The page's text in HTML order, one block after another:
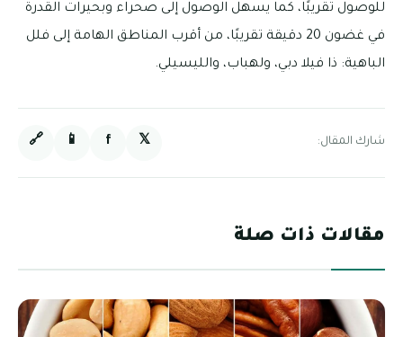
للوصول تقريبًا، كما يسهل الوصول إلى صحراء وبحيرات القدرة
في غضون 20 دقيقة تقريبًا، من أقرب المناطق الهامة إلى فلل
الباهية: ذا فيلا دبي، ولهباب، والليسيلي.
شارك المقال: 𝕏
f
📱
🔗
مقالات ذات صلة